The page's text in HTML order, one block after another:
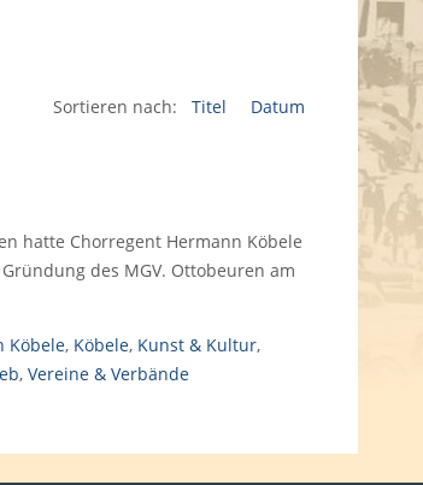
Sortieren nach: Titel Datum
hatte Chorregent Hermann Köbele
des MGV. Ottobeuren am
Köbele, Köbele, Kunst & Kultur,
, Vereine & Verbände